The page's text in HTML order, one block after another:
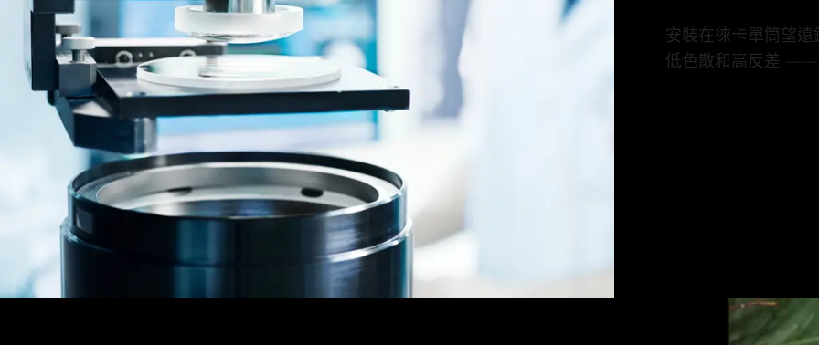
安裝在徠卡單筒望
低色散和高反差 ——